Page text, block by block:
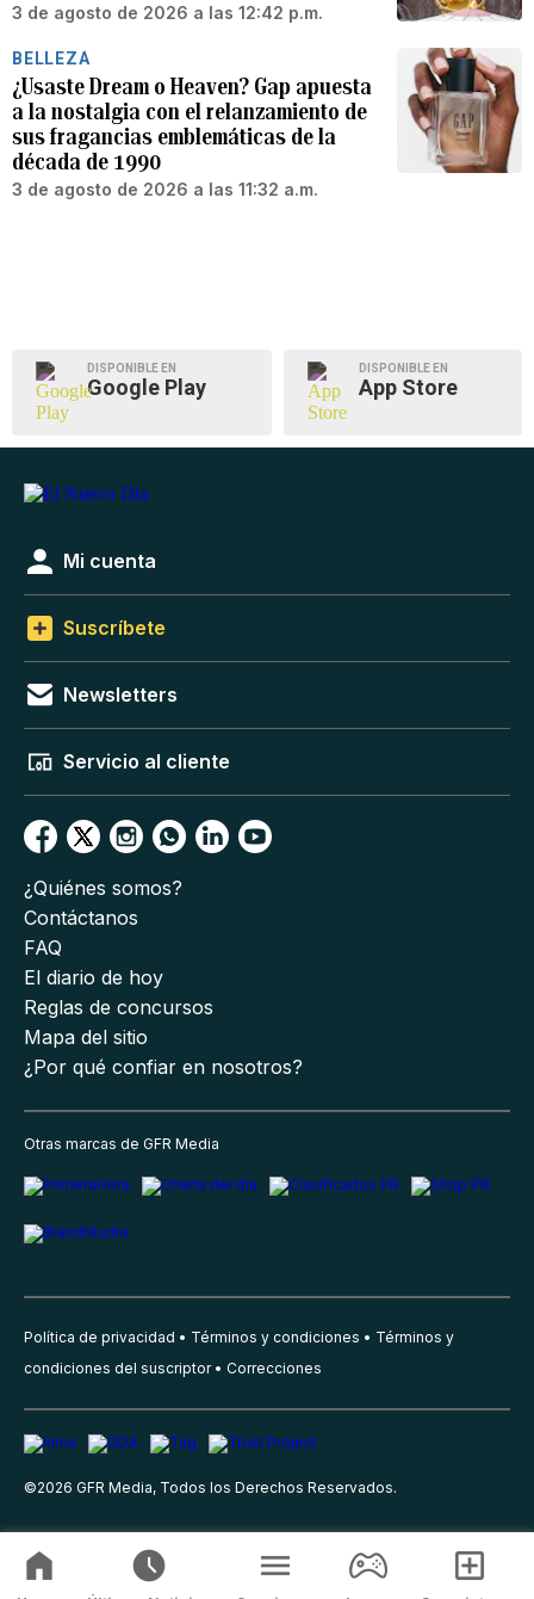
3 de agosto de 2026 a las 12:42 p.m.
BELLEZA
¿Usaste Dream o Heaven? Gap apuesta
a la nostalgia con el relanzamiento de
sus fragancias emblemáticas de la
década de 1990
3 de agosto de 2026 a las 11:32 a.m.
DISPONIBLE EN
Google Play
DISPONIBLE EN
App Store
Mi cuenta
Suscríbete
Newsletters
Servicio al cliente
¿Quiénes somos?
Contáctanos
FAQ
El diario de hoy
Reglas de concursos
Mapa del sitio
¿Por qué confiar en nosotros?
Otras marcas de GFR Media
Política de privacidad Términos y condiciones
Términos y
condiciones del suscriptor
Correcciones
©2026 GFR Media, Todos los Derechos Reservados.